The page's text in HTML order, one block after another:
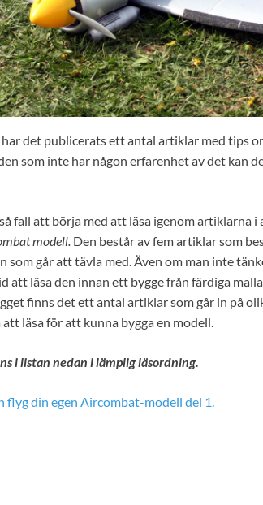
har det publicerats ett antal artiklar med tips
som inte har någon erfarenhet av det kan
fall att börja med att läsa igenom artiklarna
modell. Den består av fem artiklar som
går att tävla med. Även om man inte
att läsa den innan ett bygge från färdiga
finns det ett antal artiklar som går in på
läsa för att kunna bygga en modell.
i listan nedan i lämplig läsordning.
flyg din egen Aircombat-modell del 1.